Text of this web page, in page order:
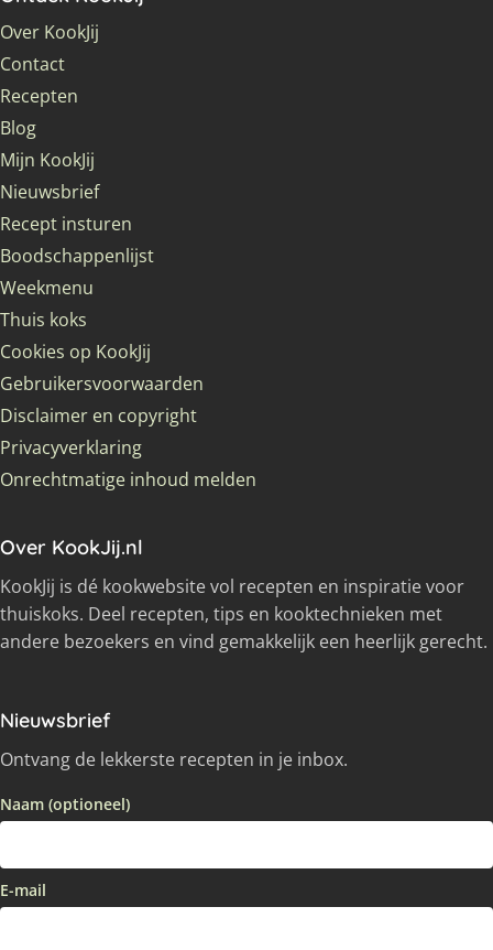
Over KookJij
Contact
Recepten
Blog
Mijn KookJij
Nieuwsbrief
Recept insturen
Boodschappenlijst
Weekmenu
Thuis koks
Cookies op KookJij
Gebruikersvoorwaarden
Disclaimer en copyright
Privacyverklaring
Onrechtmatige inhoud melden
Over KookJij.nl
KookJij is dé kookwebsite vol recepten en inspiratie voor
thuiskoks. Deel recepten, tips en kooktechnieken met
andere bezoekers en vind gemakkelijk een heerlijk gerecht.
Nieuwsbrief
Ontvang de lekkerste recepten in je inbox.
Naam (optioneel)
E-mail